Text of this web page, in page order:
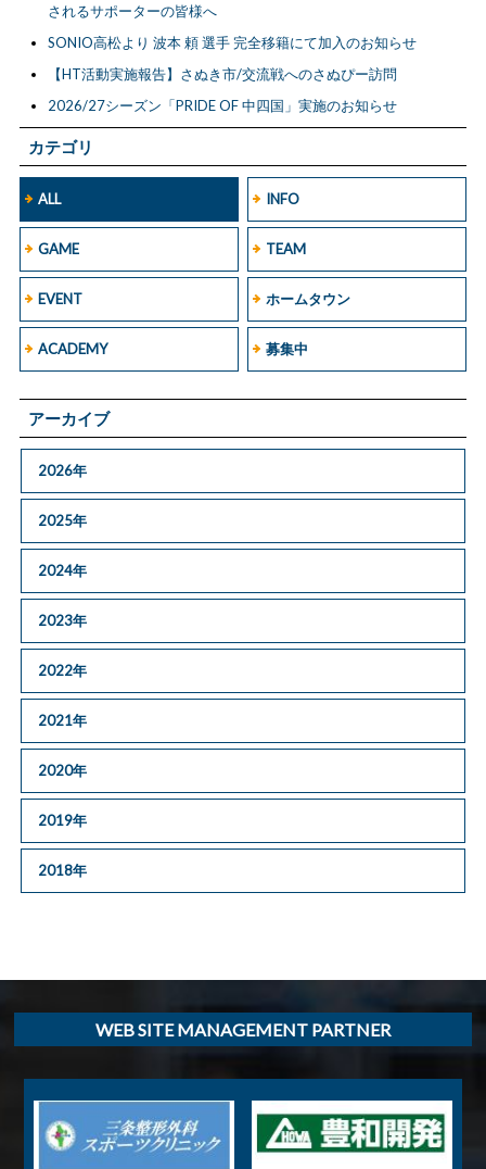
カテゴリ
ALL INFO
GAME TEAM
EVENT ホームタウン
ACADEMY 募集中
アーカイブ
2026年
2025年
2024年
2023年
2022年
2021年
2020年
2019年
2018年
されるサポーターの皆様へ
SONIO高松より 波本 頼 選手 完全移籍にて加入のお知らせ
【HT活動実施報告】さぬき市/交流戦へのさぬぴー訪問
2026/27シーズン「PRIDE OF 中四国」実施のお知らせ
WEB SITE MANAGEMENT PARTNER